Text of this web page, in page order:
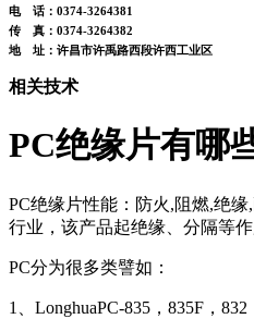
电 话：0374-3264381
传 真：0374-3264382
地 址：许昌市许禹路西段许西工业区
相关技术
PC绝缘片有哪
PC绝缘片性能：防火,阻燃,绝
行业，该产品起绝缘、分隔等作
PC分为很多类譬如：
1、LonghuaPC-835，835F，